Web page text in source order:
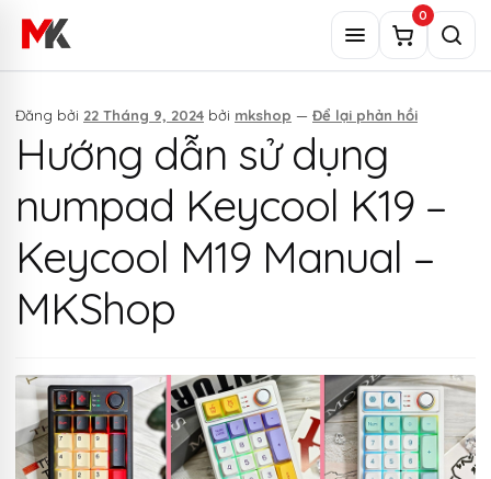
Menu
Tìm
kiếm
0
Đăng bởi 22 Tháng 9, 2024 bởi mkshop — Để lại phản hồi
Hướng dẫn sử dụng
numpad Keycool K19 –
Keycool M19 Manual –
MKShop